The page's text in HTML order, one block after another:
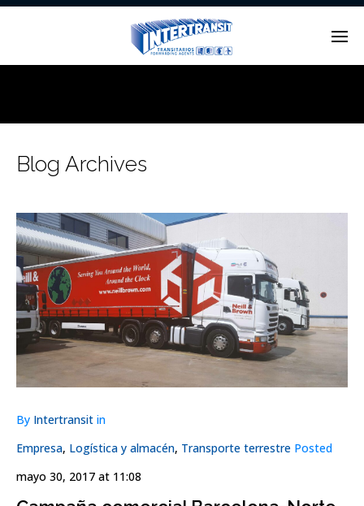
Blog Archives
By Intertransit in
Empresa, Logística y almacén, Transporte terrestre Posted
mayo 30, 2017 at 11:08